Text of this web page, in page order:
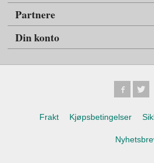
Partnere
Din konto
Frakt Kjøpsbetingelser